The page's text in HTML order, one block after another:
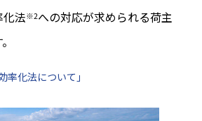
法※2への対応が求められる荷主
率化法について」